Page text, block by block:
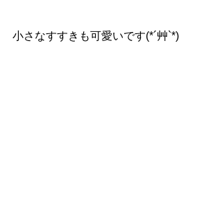
小さなすすきも可愛いです(*´艸`*)